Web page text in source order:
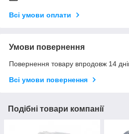
Всі умови оплати
Умови повернення
Повернення товару впродовж 14
Всі умови повернення
Подібні товари компанії